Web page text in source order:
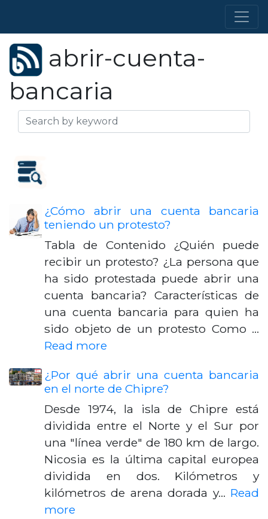
abrir-cuenta-
bancaria
¿Cómo abrir una cuenta bancaria
teniendo un protesto?
Tabla de Contenido ¿Quién puede
recibir un protesto? ¿La persona que
ha sido protestada puede abrir una
cuenta bancaria? Características de
una cuenta bancaria para quien ha
sido objeto de un protesto Como …
Read more
¿Por qué abrir una cuenta bancaria
en el norte de Chipre?
Desde 1974, la isla de Chipre está
dividida entre el Norte y el Sur por
una "línea verde" de 180 km de largo.
Nicosia es la última capital europea
dividida en dos. Kilómetros y
kilómetros de arena dorada y… Read
more